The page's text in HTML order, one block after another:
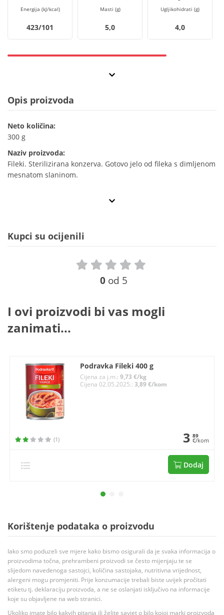
Energija (kJ/kcal)
423/101
Masti (g)
5,0
Ugljikohidrati (g)
4,0
Opis proizvoda
Neto količina:
300 g
Naziv proizvoda:
Fileki. Sterilizirana konzerva. Gotovo jelo od fileka s dimljenom
mesnatom slaninom.
Kupci su ocijenili
0 od 5
I ovi proizvodi bi vas mogli
zanimati...
Podravka Fileki 400 g
Cijena za j.m.:9,73 €/kg
Cijena 02.05.2025.:3,89 €/kom
(1) 3 89
€/kom
Dodaj
Korištenje podataka o proizvodu
Iako smo poduzeli sve mjere kako bismo osigurali da je svaka informacija o
proizvodima točna, prehrambeni proizvodi se često mijenjaju te se
slijedom navedenoga sastojci, količina sastojaka, nutritivna vrijednost,
alergeni mogu promjeniti. Prije konzumacije trebali biste uvijek pročitati
etiketu tj. deklaraciju proizvoda, a ne se oslanjati isključivo na informacije
koje su objavljene na web stranici.
Ukoliko imate bilo kakvih pitanja ili želite savjet o bilo kojoj marki proizvoda